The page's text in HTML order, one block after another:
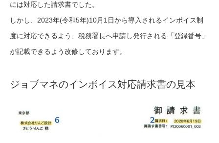
には対応した請求書でした。
しかし、2023年(令和5年)10月1日から導入されるインボイス制
度に対応できるよう、税務署長へ申請し発行される「登録番号」
が記載できるよう改修しております。
ジョブマネのインボイス対応請求書の見本